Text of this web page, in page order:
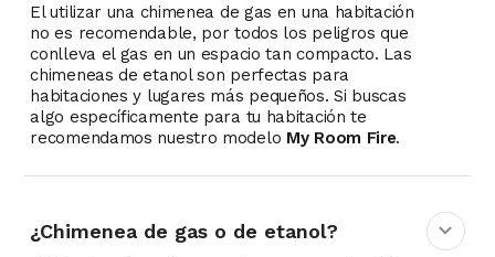
El utilizar una chimenea de gas en una habitación
no es recomendable, por todos los peligros que
conlleva el gas en un espacio tan compacto. Las
chimeneas de etanol son perfectas para
habitaciones y lugares más pequeños. Si buscas
algo específicamente para tu habitación te
recomendamos nuestro modelo My Room Fire.
¿Chimenea de gas o de etanol?